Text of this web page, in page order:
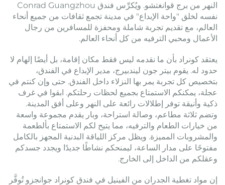
النهر من برج قوانغتشو. ويُكرِّس فندق Conrad Guangzhou
نفسه لخلق "واحة الإبداع" في مدينة تجمع ثقافات من جميع أنحاء
العالم، مع تقديم تجربة شاملة ومحفزة للمسافرين من رجال
الأعمال ومحبي الترفيه من كل أنحاء العالم.
يعتقد كونراد بأن ما نقدمه ليس فقط مكان إقامة، بل أيضًا إلهام لا
حدود له. يقوم بيتر جون ليندبيرج، مدير الإبداع في الفندق،
بتخصيص كل تجربة يمر بها النزلاء داخل الفندق. حتى وإن كنتم في
عجلة، يمكنكم الاستمتاع بجميع لحظات رحلتكم. ابقوا في غرف
ذكية وأنيقة توفر إطلالات رائعة على النهر وعلى أفق المدينة.
وتضم ثلاثة مطاعم، وصالة استراحة، وبار يقدم مجموعة واسعة
من خيارات الطعام والترفيه، مما يتيح لكم الاستمتاع بألطعمة
والمشروبات المميزة. ويظل مركز اللياقة البدنية المجهز بالكامل
مفتوحًا على مدار الساعة، ليمنحكم نشاطًا جديدًا ويجدد جسدكم
وعقلكم من الداخل إلى الخارج.
إن مواد تغطية الجدران من الفينيل في فندق كونراد جوانجزو تُوفَّر